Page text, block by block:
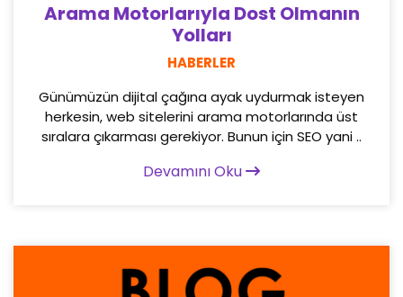
Arama Motorlarıyla Dost Olmanın
Yolları
HABERLER
Günümüzün dijital çağına ayak uydurmak isteyen
herkesin, web sitelerini arama motorlarında üst
sıralara çıkarması gerekiyor. Bunun için SEO yani ..
Devamını Oku